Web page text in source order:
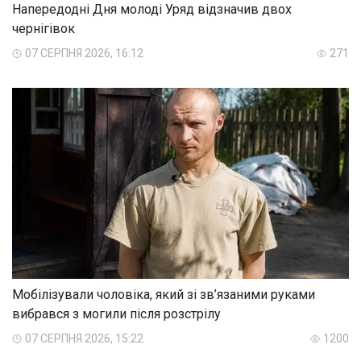
Напередодні Дня молоді Уряд відзначив двох
чернігівок
07 СЕРПНЯ 2026, 16:12 271
Мобілізували чоловіка, який зі зв’язаними руками
вибрався з могили після розстрілу
07 СЕРПНЯ 2026, 15:22 1200